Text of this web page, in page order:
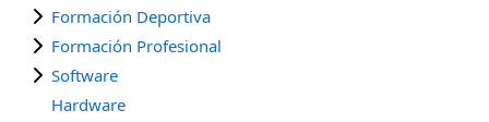
Formación Deportiva
Formación Profesional
Software
Hardware